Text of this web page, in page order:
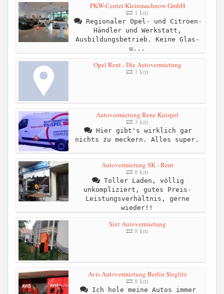
PKW-Center Kleinmachnow GmbH
1 km
Regionaler Opel- und Citroen-
Händler und Werkstatt,
Ausbildungsbetrieb. Keine Glas-
u...
Opel Rent - Die Autovermietung
1 km
Autovermietung Rene Knispel
3 km
Hier gibt's wirklich gar
nichts zu meckern. Alles super.
Autovermietung SK - Rent
8 km
Toller Laden, völlig
unkompliziert, gutes Preis-
Leistungsverhältnis, gerne
wieder!!
Sixt Autovermietung
8 km
Avis Autovermietung Berlin Steglitz
8 km
Ich hole meine Autos immer